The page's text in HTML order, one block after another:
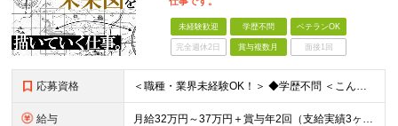
未経験歓迎 学歴不問 ベテランOK
完全週休2日 賞与複数月 面接1回
応募資格 ＜職種・業界未経験OK！＞ ◆学歴不問 ＜こんな方は、ぜひご応募ください！＞ □社会に影響を与えるスケールの大きな仕事に挑戦したい □人と話しながら、物事を前に進めることが好き □専門知識を身につけ
給与 月給32万円～37万円＋賞与年2回（支給実績3ヶ月分） ※経験・年齢・能力を考慮の上、当社規定により決定します。 ※上記月給には固定残業代(45時間分／70,234円～)